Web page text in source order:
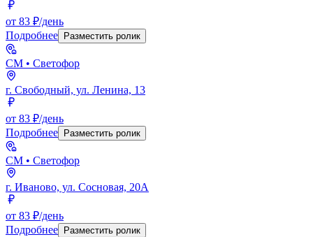
от 83 ₽/день
Подробнее
Разместить ролик
СМ • Светофор
г. Свободный, ул. Ленина, 13
от 83 ₽/день
Подробнее
Разместить ролик
СМ • Светофор
г. Иваново, ул. Сосновая, 20А
от 83 ₽/день
Подробнее
Разместить ролик